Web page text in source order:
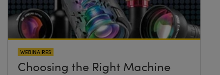
WEBINAIRES
Choosing the Right Machine